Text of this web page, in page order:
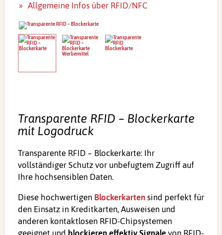
Allgemeine Infos über RFID/NFC
Transparente RFID – Blockerkarte
mit Logodruck
Transparente RFID – Blockerkarte: Ihr
vollständiger Schutz vor unbefugtem Zugriff auf
Ihre hochsensiblen Daten.
Diese hochwertigen Blockerkarten sind perfekt für
den Einsatz in Kreditkarten, Ausweisen und
anderen kontaktlosen RFID-Chipsystemen
geeignet und blockieren effektiv Signale von RFID-